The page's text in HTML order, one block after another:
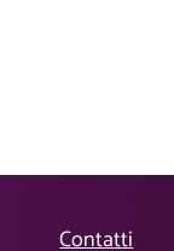
Contatti